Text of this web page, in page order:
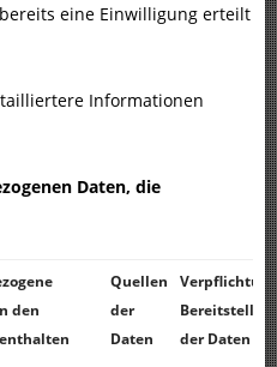
eine Einwilligung erteilt
Informationen
Daten, die
den
Quellen
der
Daten
der Daten